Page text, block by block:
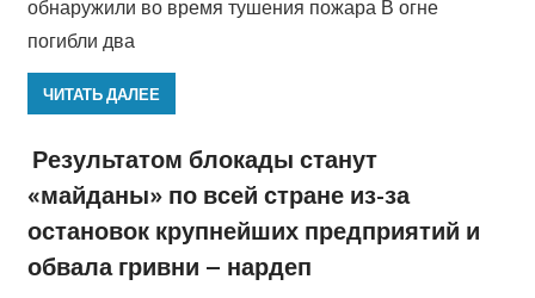
обнаружили во время тушения пожара В огне
погибли два
ЧИТАТЬ ДАЛЕЕ
Результатом блокады станут
«майданы» по всей стране из-за
остановок крупнейших предприятий и
обвала гривни – нардеп